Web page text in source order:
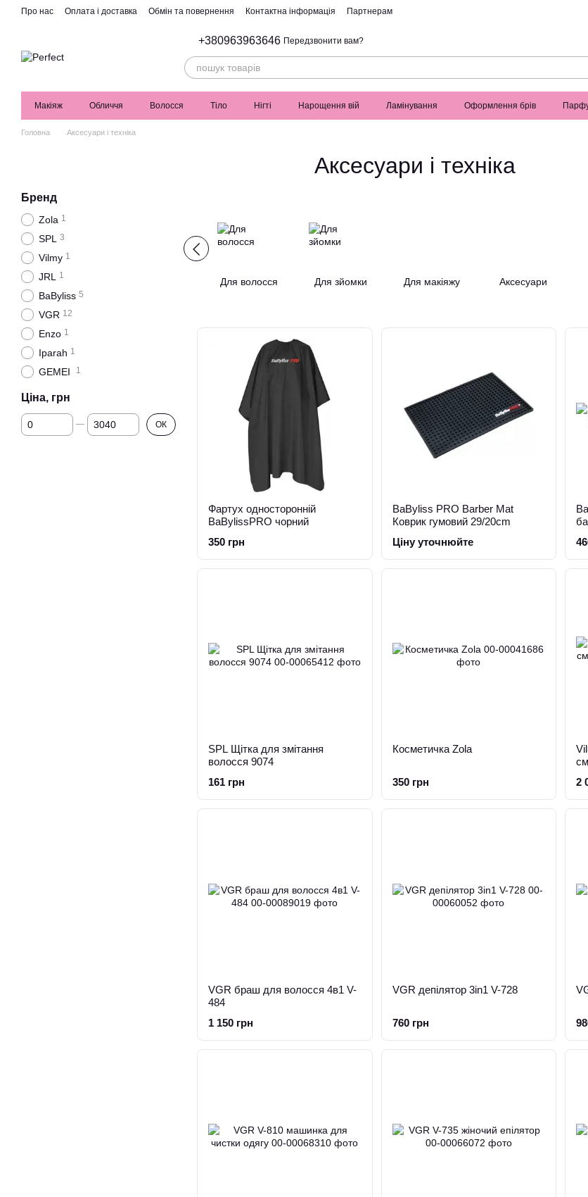
Перейти до основного контенту
Про нас Оплата і доставка Обмін та повернення Контактна інформація Партнерам
+380963963646 Передзвонити вам?
Макіяж Обличчя Волосся Тіло Нігті Нарощення вій Ламінування Оформлення брів
Головна Аксесуари і техніка
Аксесуари і техніка
Для волосся Для зйомки Для макіяжу Аксесуари
Фартух односторонній
BaBylissPRO чорний
350 грн
BaByliss PRO Barber Mat
Коврик гумовий 29/20cm
Ціну уточнюйте
SPL Щітка для змітання
волосся 9074
161 грн
Косметичка Zola
350 грн
2
VGR браш для волосся 4в1 V-
484
1 150 грн
VGR депілятор 3in1 V-728
760 грн
Бренд
Zola 1
SPL 3
Vilmy 1
JRL 1
BaByliss 5
VGR 12
Enzo 1
Iparah 1
GEMEI 1
Ціна, грн
Від Ціна, грн
До Ціна, грн ОК